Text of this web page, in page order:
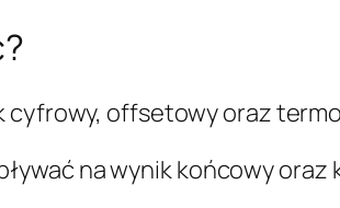
offsetowy oraz
na wynik końcowy